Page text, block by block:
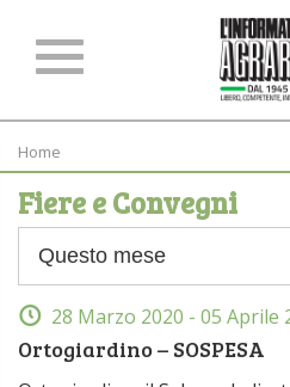
Home
Fiere e Convegni
28 Marzo 2020 - 05 Aprile
Ortogiardino – SOSPESA